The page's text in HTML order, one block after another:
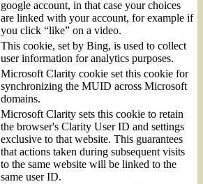
google account, in that case your choices
are linked with your account, for example if
you click “like” on a video.
This cookie, set by Bing, is used to collect
user information for analytics purposes.
Microsoft Clarity cookie set this cookie for
synchronizing the MUID across Microsoft
domains.
Microsoft Clarity sets this cookie to retain
the browser's Clarity User ID and settings
exclusive to that website. This guarantees
that actions taken during subsequent visits
to the same website will be linked to the
same user ID.